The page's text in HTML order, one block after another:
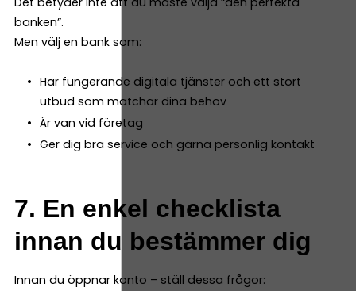
banken”.
Men välj en bank som:
Har fungerande digitala tjänster och ett stort
utbud som matchar dina behov
Är van vid företag
Ger dig bra service och gärna personlig kontakt
7. En enkel checklista
innan du bestämmer dig
Innan du öppnar konto – ställ dessa frågor: